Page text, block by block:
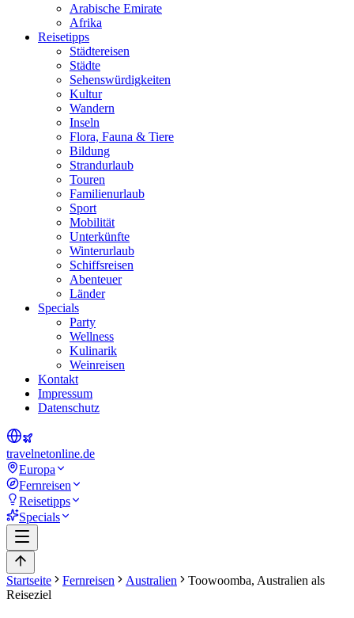
Arabische Emirate
Afrika
Reisetipps
Städtereisen
Städte
Sehenswürdigkeiten
Kultur
Wandern
Inseln
Flora, Fauna & Tiere
Bildung
Strandurlaub
Touren
Familienurlaub
Sport
Mobilität
Unterkünfte
Winterurlaub
Schiffsreisen
Abenteuer
Länder
Specials
Party
Wellness
Kulinarik
Weinreisen
Kontakt
Impressum
Datenschutz
travelnetonline.de
Europa
Fernreisen
Reisetipps
Specials
Startseite Fernreisen Australien
Toowoomba, Australien als
Reiseziel